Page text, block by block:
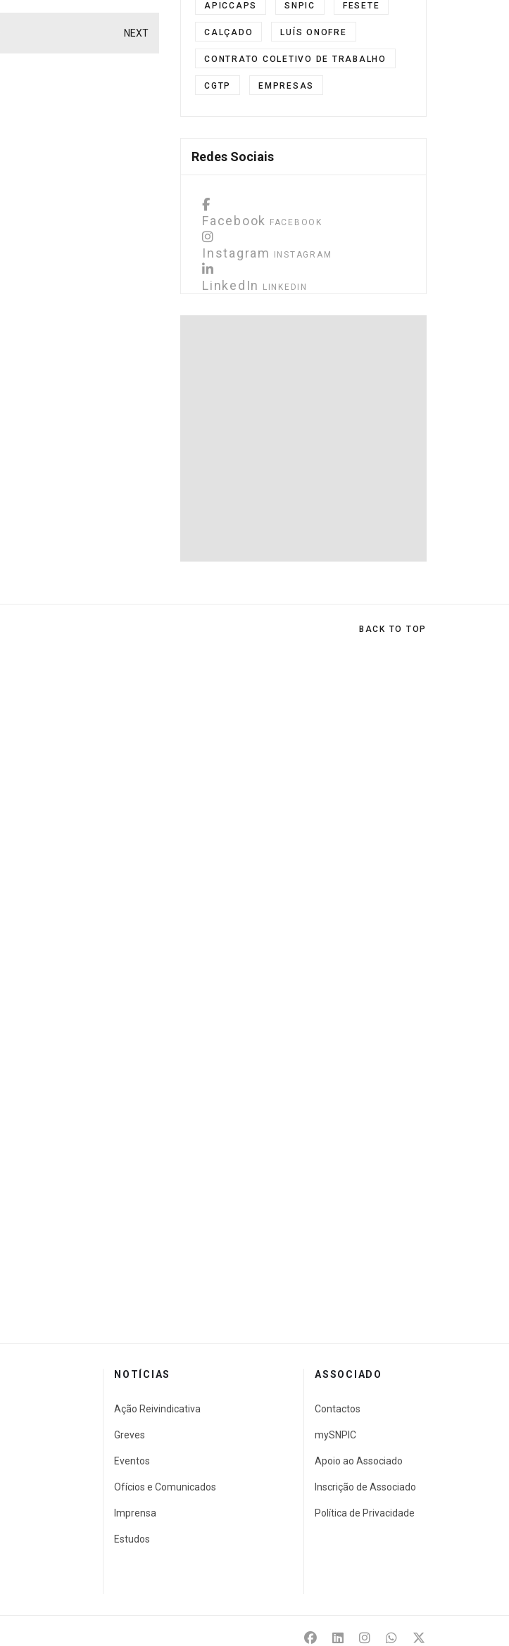
NEXT
APICCAPS SNPIC FESETE
CALÇADO LUÍS ONOFRE
CONTRATO COLETIVO DE TRABALHO
CGTP EMPRESAS
Redes Sociais
Facebook FACEBOOK
Instagram INSTAGRAM
LinkedIn LINKEDIN
BACK TO TOP
NOTÍCIAS
Ação Reivindicativa
Greves
Eventos
Ofícios e Comunicados
Imprensa
Estudos
ASSOCIADO
Contactos
mySNPIC
Apoio ao Associado
Inscrição de Associado
Política de Privacidade